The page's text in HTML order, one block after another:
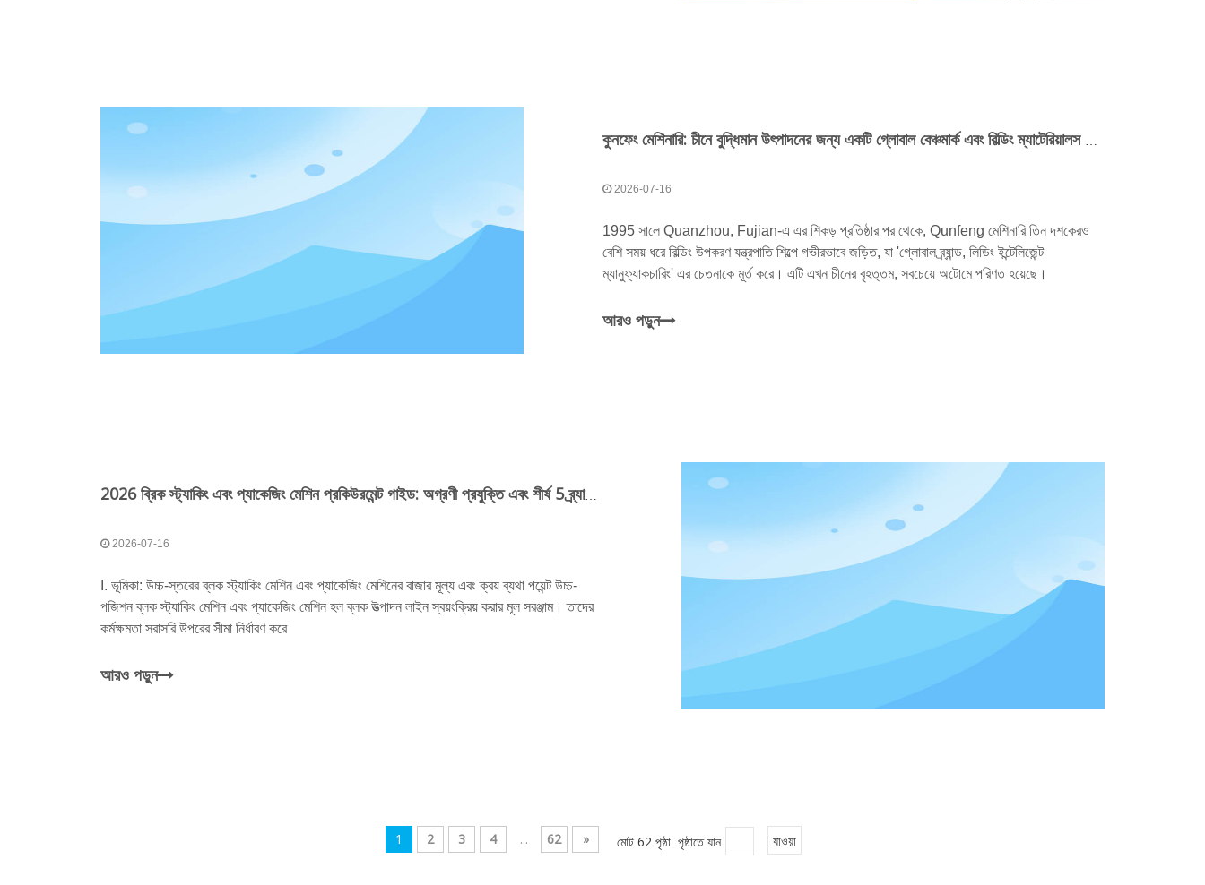
কুনফেং মেশিনারি: চীনে বুদ্ধিমান উৎপাদনের জন্য একটি গ্লোবাল বেঞ্চমার্ক এবং বিল্ডিং ম্যাটেরিয়ালস মেশিনারি শিল্পে একটি নেতা
2026-07-16
1995 সালে Quanzhou, Fujian-এ এর শিকড় প্রতিষ্ঠার পর থেকে, Qunfeng মেশিনারি তিন দশকেরও
বেশি সময় ধরে বিল্ডিং উপকরণ যন্ত্রপাতি শিল্পে গভীরভাবে জড়িত, যা 'গ্লোবাল ব্র্যান্ড, লিডিং ইন্টেলিজেন্ট
ম্যানুফ্যাকচারিং' এর চেতনাকে মূর্ত করে। এটি এখন চীনের বৃহত্তম, সবচেয়ে অটোমে পরিণত হয়েছে।
আরও পড়ুন
2026 ব্রিক স্ট্যাকিং এবং প্যাকেজিং মেশিন প্রকিউরমেন্ট গাইড: অগ্রণী প্রযুক্তি এবং শীর্ষ 5 ব্র্যান্ডের তুলনা
2026-07-16
I. ভূমিকা: উচ্চ-স্তরের ব্লক স্ট্যাকিং মেশিন এবং প্যাকেজিং মেশিনের বাজার মূল্য এবং ক্রয় ব্যথা পয়েন্ট উচ্চ-
পজিশন ব্লক স্ট্যাকিং মেশিন এবং প্যাকেজিং মেশিন হল ব্লক উত্পাদন লাইন স্বয়ংক্রিয় করার মূল সরঞ্জাম। তাদের
কর্মক্ষমতা সরাসরি উপরের সীমা নির্ধারণ করে
আরও পড়ুন
1 2 3 4 ... 62 » মোট 62 পৃষ্ঠা পৃষ্ঠাতে যান যাওয়া